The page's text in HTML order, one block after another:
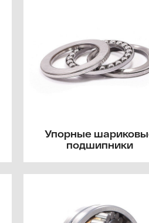
Упорные
подшипники